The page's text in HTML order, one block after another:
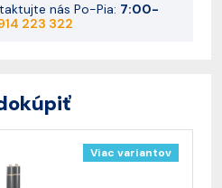
nás Po-Pia: 7:00-
223 322
Viac variantov